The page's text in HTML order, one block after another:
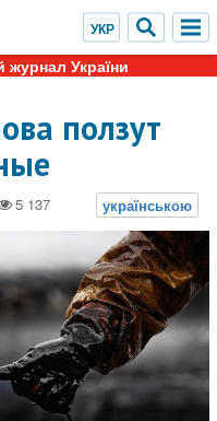
журнал України
ползут